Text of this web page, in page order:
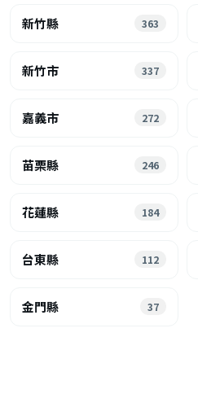
新竹縣 363
新竹市 337
嘉義市 272
苗栗縣 246
花蓮縣 184
台東縣 112
金門縣 37